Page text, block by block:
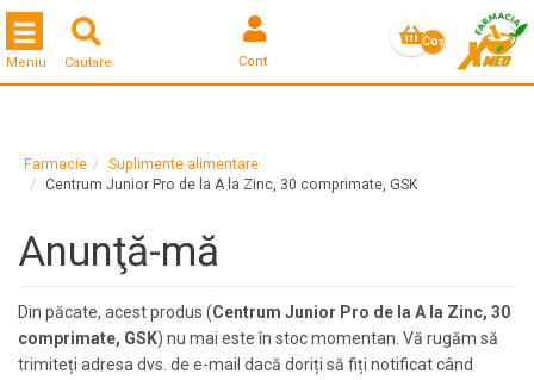
Cautare Cont
Coş
Toggle navigation
Meniu
Farmacie
Suplimente alimentare
Centrum Junior Pro de la A la Zinc, 30 comprimate, GSK
Anunţă-mă
Din păcate, acest produs (Centrum Junior Pro de la A la Zinc, 30
comprimate, GSK) nu mai este în stoc momentan. Vă rugăm să
trimiteți adresa dvs. de e-mail dacă doriți să fiți notificat când